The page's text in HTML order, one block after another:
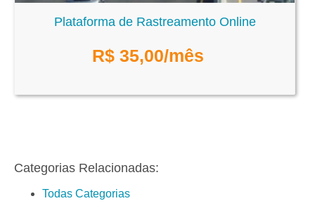
Plataforma de Rastreamento Online
R$ 35,00/mês
Categorias Relacionadas:
Todas Categorias